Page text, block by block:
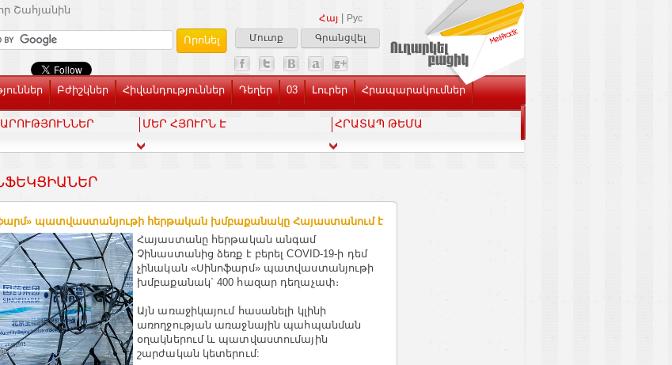
Հայ
Рус
Մուտք
Գրանցվել
Շահյանին
Բժիշկներ Հիվանդություններ Դեղեր 03 Լուրեր Հրապարակումներ
ՄԵՐ ՀՅՈՒՐՆ Է ՀՐԱՏԱՊ ԹԵՄԱ
պատվաստանյութի հերթական խմբաքանակը Հայաստանում է
Հայաստանը հերթական անգամ
Չինաստանից ձեռք է բերել COVID-19-ի դեմ
չինական «Սինոֆարմ» պատվաստանյութի
խմբաքանակ` 400 հազար դեղաչափ։
Այն առաջիկայում հասանելի կլինի
առողջության առաջնային պահպանման
օղակներում և պատվաստումային
շարժական կետերում: